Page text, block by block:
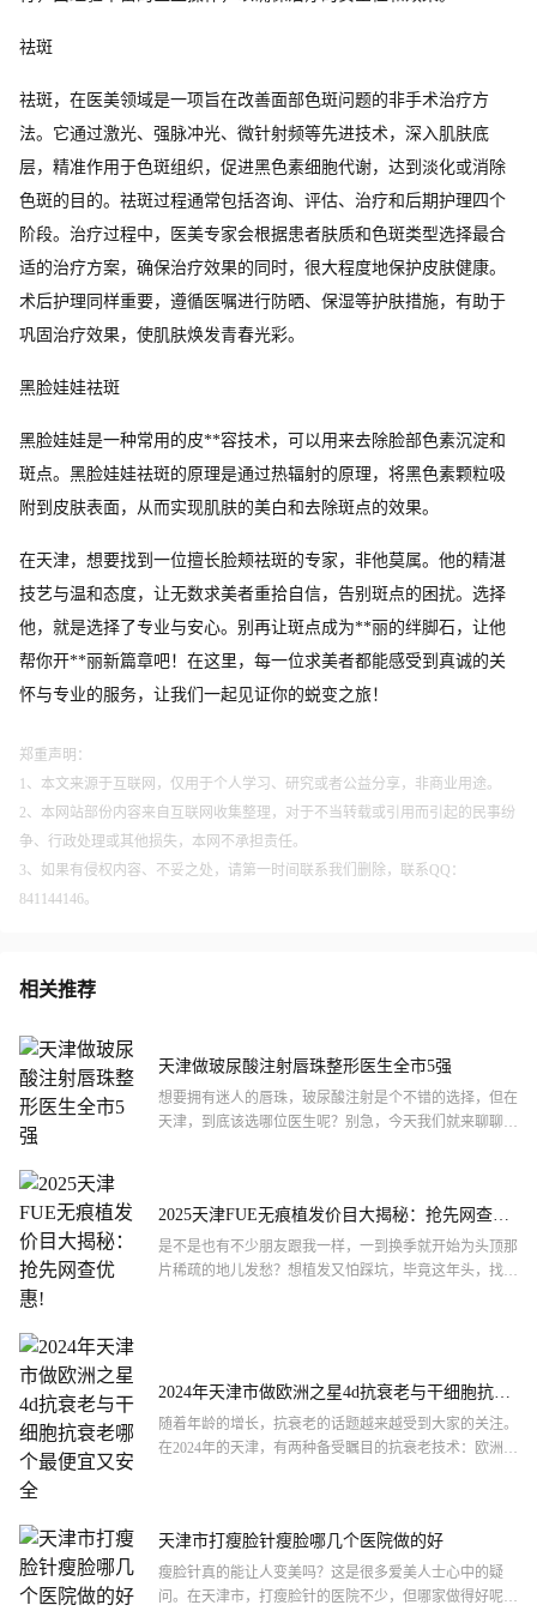
祛斑
祛斑，在医美领域是一项旨在改善面部色斑问题的非手术治疗方
法。它通过激光、强脉冲光、微针射频等先进技术，深入肌肤底
层，精准作用于色斑组织，促进黑色素细胞代谢，达到淡化或消除
色斑的目的。祛斑过程通常包括咨询、评估、治疗和后期护理四个
阶段。治疗过程中，医美专家会根据患者肤质和色斑类型选择最合
适的治疗方案，确保治疗效果的同时，很大程度地保护皮肤健康。
术后护理同样重要，遵循医嘱进行防晒、保湿等护肤措施，有助于
巩固治疗效果，使肌肤焕发青春光彩。
黑脸娃娃祛斑
黑脸娃娃是一种常用的皮**容技术，可以用来去除脸部色素沉淀和
斑点。黑脸娃娃祛斑的原理是通过热辐射的原理，将黑色素颗粒吸
附到皮肤表面，从而实现肌肤的美白和去除斑点的效果。
在天津，想要找到一位擅长脸颊祛斑的专家，非他莫属。他的精湛
技艺与温和态度，让无数求美者重拾自信，告别斑点的困扰。选择
他，就是选择了专业与安心。别再让斑点成为**丽的绊脚石，让他
帮你开**丽新篇章吧！在这里，每一位求美者都能感受到真诚的关
怀与专业的服务，让我们一起见证你的蜕变之旅！
郑重声明：
1、本文来源于互联网，仅用于个人学习、研究或者公益分享，非商业用途。
2、本网站部份内容来自互联网收集整理，对于不当转载或引用而引起的民事纷
争、行政处理或其他损失，本网不承担责任。
3、如果有侵权内容、不妥之处，请第一时间联系我们删除，联系QQ：
841144146。
相关推荐
天津做玻尿酸注射唇珠整形医生全市5强
想要拥有迷人的唇珠，玻尿酸注射是个不错的选择，但在
天津，到底该选哪位医生呢？别急，今天我们就来聊聊天
2025天津FUE无痕植发价目大揭秘：抢先网查优
惠!
是不是也有不少朋友跟我一样，一到换季就开始为头顶那
片稀疏的地儿发愁？想植发又怕踩坑，毕竟这年头，找个
2024年天津市做欧洲之星4d抗衰老与干细胞抗衰
老哪个很便宜又安全
随着年龄的增长，抗衰老的话题越来越受到大家的关注。
在2024年的天津，有两种备受瞩目的抗衰老技术：欧洲之
天津市打瘦脸针瘦脸哪几个医院做的好
瘦脸针真的能让人变美吗？这是很多爱美人士心中的疑
问。在天津市，打瘦脸针的医院不少，但哪家做得好呢？